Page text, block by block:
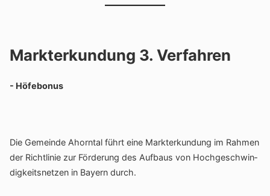
Markterkundung 3. Verfahren
- Höfe­bonus
Die Gemeinde Ahorntal führt eine Markt­er­kun­dung im Rahmen
der Richt­linie zur Förde­rung des Aufbaus von Hoch­ge­schwin­
dig­keits­netzen in Bayern durch.